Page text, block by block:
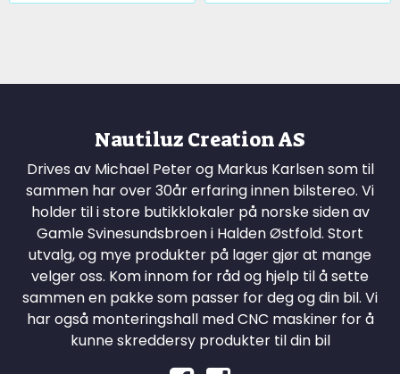
Nautiluz Creation AS
Drives av Michael Peter og Markus Karlsen som til
sammen har over 30år erfaring innen bilstereo. Vi
holder til i store butikklokaler på norske siden av
Gamle Svinesundsbroen i Halden Østfold. Stort
utvalg, og mye produkter på lager gjør at mange
velger oss. Kom innom for råd og hjelp til å sette
sammen en pakke som passer for deg og din bil. Vi
har også monteringshall med CNC maskiner for å
kunne skreddersy produkter til din bil